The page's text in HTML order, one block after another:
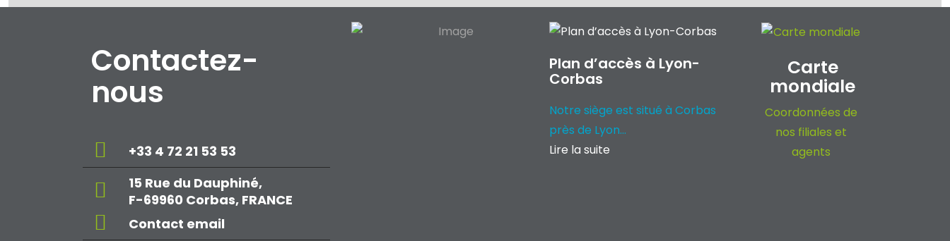
Contactez-
nous
+33 4 72 21 53 53
15 Rue du Dauphiné,
F-69960 Corbas, FRANCE
Contact email
Plan d’accès à Lyon-
Corbas
Notre siège est situé à Corbas
près de Lyon...
Lire la suite
Carte
mondiale
Coordonnées de
nos filiales et
agents